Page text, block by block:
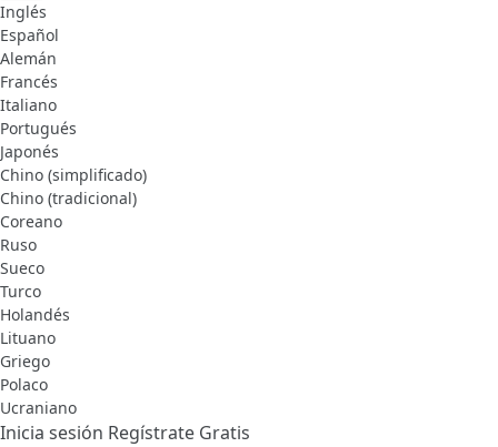
Inglés
Español
Alemán
Francés
Italiano
Portugués
Japonés
Chino (simplificado)
Chino (tradicional)
Coreano
Ruso
Sueco
Turco
Holandés
Lituano
Griego
Polaco
Ucraniano
Inicia sesión Regístrate Gratis